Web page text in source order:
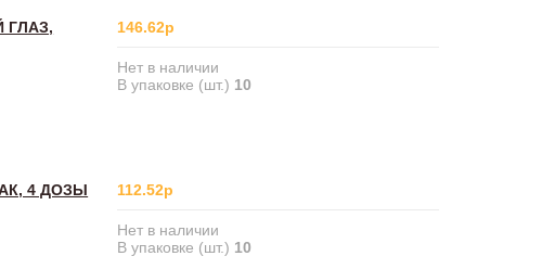
ГЛАЗ,
146.62р
Нет в наличии
В упаковке (шт.) 10
4 ДОЗЫ
112.52р
Нет в наличии
В упаковке (шт.) 10